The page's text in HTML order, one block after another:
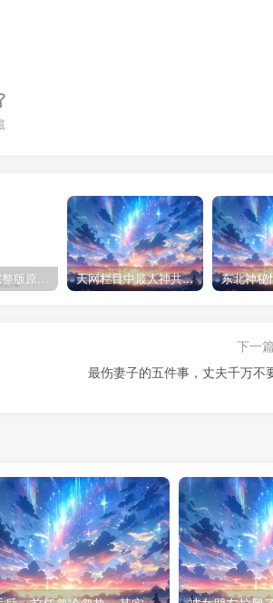
雨后小故事完整版原片动态图（图+文字解说版） 天网栏目中最人神共愤的一期《消失的夫妻》
下一篇
最伤妻子的五件事，丈夫千万不